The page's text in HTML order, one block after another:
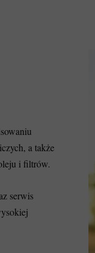
a także
i filtrów.
serwis